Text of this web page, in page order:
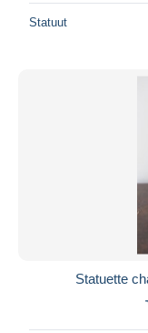
Statuut
Statuette